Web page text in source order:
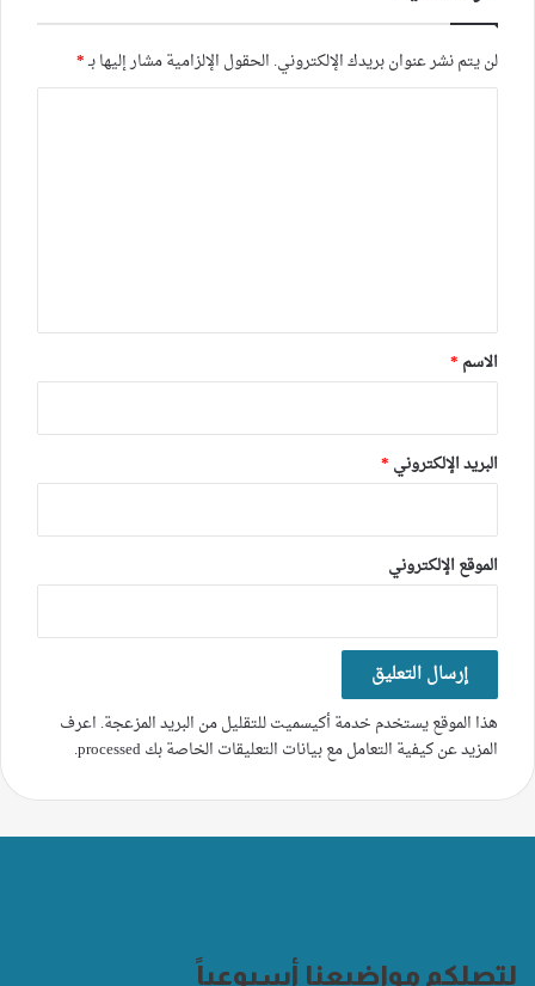
لن يتم نشر عنوان بريدك الإلكتروني. الحقول الإلزامية مشار إليها بـ*
*
الاسم *
البريد الإلكتروني *
الموقع الإلكتروني
هذا الموقع يستخدم خدمة أكيسميت للتقليل من البريد المزعجة. اعرف
المزيد عن كيفية التعامل مع بيانات التعليقات الخاصة بك processed
.
لتصلكم مواضيعنا أسبوعياً